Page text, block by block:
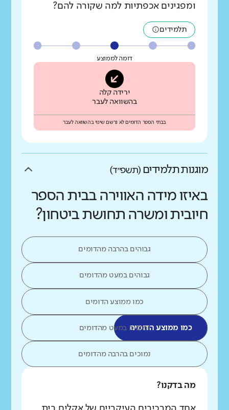
ומפגינים אכפתיות למה שקורה להם?
תלמידים
דומה לממוצע
ירידה קלה
בהשוואה לעבר
בבתי הספר הדומים לא נרשם שינוי בהשוואה לעבר
מוגנות תלמידים (תשפ״ד)
באיזו מידה האווירה בבית הספר
חיובית ומשרה תחושת ביטחון?
גבוהים בהרבה מהדומים
גבוהים במעט מהדומים
כמו ממוצע הדומים
כמו ממוצע הדומיםנמוכים במעט מהדומים
נמוכים בהרבה מהדומים
מה בדקנו?